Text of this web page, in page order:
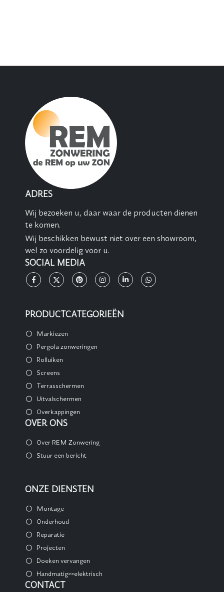
ADRES
Wij bezoeken u, daar waar de producten dienen
te komen.
Wij beschikken bewust niet over een showroom,
wel zo voordelig voor u.
SOCIAL MEDIA
PRODUCTCATEGORIEËN
Markiezen
Pergola zonweringen
Rolluiken
Screens
Terrasschermen
Uitvalschermen
Overkappingen
OVER ONS
Over REM Zonwering
Stuur een bericht
ONZE DIENSTEN
Montage
Onderhoud
Reparatie
Projecten
Doeken vervangen
Handmatig>>elektrisch
CONTACT